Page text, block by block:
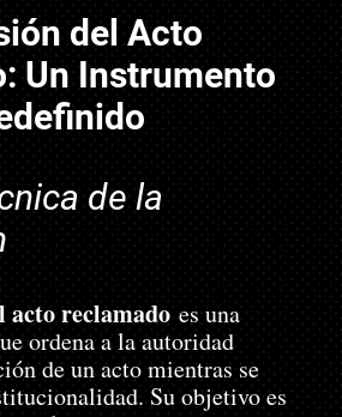
del Acto
Un Instrumento
de la
acto reclamado es una
ordena a la autoridad
de un acto mientras se
Su objetivo es